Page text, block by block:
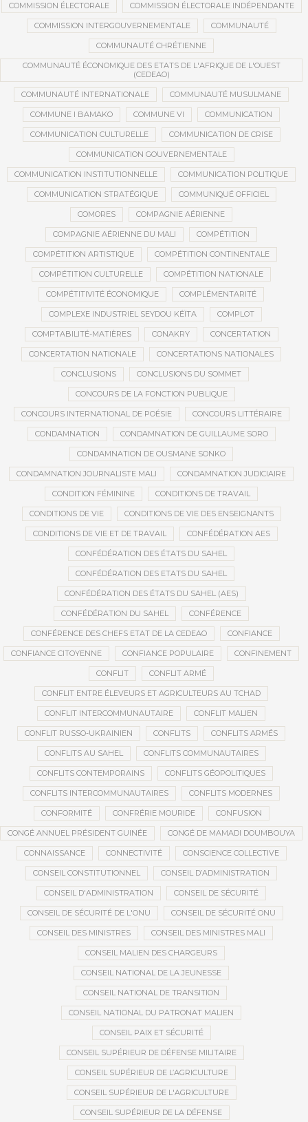
COMMISSION ÉLECTORALE COMMISSION ÉLECTORALE INDÉPENDANTE
COMMISSION INTERGOUVERNEMENTALE COMMUNAUTÉ
COMMUNAUTÉ CHRÉTIENNE
COMMUNAUTÉ ÉCONOMIQUE DES ETATS DE L'AFRIQUE DE L'OUEST
(CEDEAO)
COMMUNAUTÉ INTERNATIONALE COMMUNAUTÉ MUSULMANE
COMMUNE I BAMAKO COMMUNE VI COMMUNICATION
COMMUNICATION CULTURELLE COMMUNICATION DE CRISE
COMMUNICATION GOUVERNEMENTALE
COMMUNICATION INSTITUTIONNELLE COMMUNICATION POLITIQUE
COMMUNICATION STRATÉGIQUE COMMUNIQUÉ OFFICIEL
COMORES COMPAGNIE AÉRIENNE
COMPAGNIE AÉRIENNE DU MALI COMPÉTITION
COMPÉTITION ARTISTIQUE COMPÉTITION CONTINENTALE
COMPÉTITION CULTURELLE COMPÉTITION NATIONALE
COMPÉTITIVITÉ ÉCONOMIQUE COMPLÉMENTARITÉ
COMPLEXE INDUSTRIEL SEYDOU KÉÏTA COMPLOT
COMPTABILITÉ-MATIÈRES CONAKRY CONCERTATION
CONCERTATION NATIONALE CONCERTATIONS NATIONALES
CONCLUSIONS CONCLUSIONS DU SOMMET
CONCOURS DE LA FONCTION PUBLIQUE
CONCOURS INTERNATIONAL DE POÉSIE CONCOURS LITTÉRAIRE
CONDAMNATION CONDAMNATION DE GUILLAUME SORO
CONDAMNATION DE OUSMANE SONKO
CONDAMNATION JOURNALISTE MALI CONDAMNATION JUDICIAIRE
CONDITION FÉMININE CONDITIONS DE TRAVAIL
CONDITIONS DE VIE CONDITIONS DE VIE DES ENSEIGNANTS
CONDITIONS DE VIE ET DE TRAVAIL CONFÉDÉRATION AES
CONFÉDÉRATION DES ÉTATS DU SAHEL
CONFÉDÉRATION DES ETATS DU SAHEL
CONFÉDÉRATION DES ÉTATS DU SAHEL (AES)
CONFÉDÉRATION DU SAHEL CONFÉRENCE
CONFÉRENCE DES CHEFS ETAT DE LA CEDEAO CONFIANCE
CONFIANCE CITOYENNE CONFIANCE POPULAIRE CONFINEMENT
CONFLIT CONFLIT ARMÉ
CONFLIT ENTRE ÉLEVEURS ET AGRICULTEURS AU TCHAD
CONFLIT INTERCOMMUNAUTAIRE CONFLIT MALIEN
CONFLIT RUSSO-UKRAINIEN CONFLITS CONFLITS ARMÉS
CONFLITS AU SAHEL CONFLITS COMMUNAUTAIRES
CONFLITS CONTEMPORAINS CONFLITS GÉOPOLITIQUES
CONFLITS INTERCOMMUNAUTAIRES CONFLITS MODERNES
CONFORMITÉ CONFRÉRIE MOURIDE CONFUSION
CONGÉ ANNUEL PRÉSIDENT GUINÉE CONGÉ DE MAMADI DOUMBOUYA
CONNAISSANCE CONNECTIVITÉ CONSCIENCE COLLECTIVE
CONSEIL CONSTITUTIONNEL CONSEIL D’ADMINISTRATION
CONSEIL D'ADMINISTRATION CONSEIL DE SÉCURITÉ
CONSEIL DE SÉCURITÉ DE L'ONU CONSEIL DE SÉCURITÉ ONU
CONSEIL DES MINISTRES CONSEIL DES MINISTRES MALI
CONSEIL MALIEN DES CHARGEURS
CONSEIL NATIONAL DE LA JEUNESSE
CONSEIL NATIONAL DE TRANSITION
CONSEIL NATIONAL DU PATRONAT MALIEN
CONSEIL PAIX ET SÉCURITÉ
CONSEIL SUPÉRIEUR DE DÉFENSE MILITAIRE
CONSEIL SUPÉRIEUR DE L’AGRICULTURE
CONSEIL SUPÉRIEUR DE L'AGRICULTURE
CONSEIL SUPÉRIEUR DE LA DÉFENSE